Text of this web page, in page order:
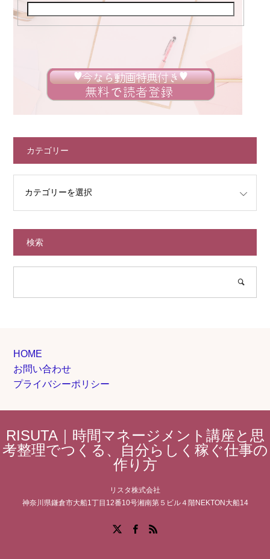
カテゴリー
検索
HOME
お問い合わせ
プライバシーポリシー
RISUTA｜時間マネージメント講座と思
考整理でつくる、自分らしく稼ぐ仕事の
作り方
リスタ株式会社
神奈川県鎌倉市大船1丁目12番10号湘南第５ビル４階NEKTON大船14